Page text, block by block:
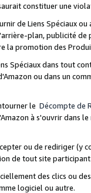
constituer une
de Liens Spéciaux
plan, publicité
la promotion des
Spéciaux dans tout
ou dans un
le Décompte de
à s'ouvrir dans
ou de rediriger
de tout site
des clics ou
logiciel ou autre.